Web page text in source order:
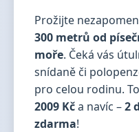
Prožijte
300 metrů od
moře. Čeká vás
snídaně či
pro celou rodinu.
2009 Kča navíc –2
zdarma!